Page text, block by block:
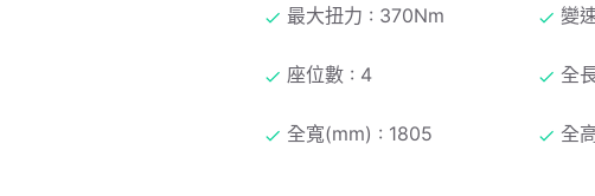
最大扭力 : 370Nm 變
座位數 : 4 全
全寬(mm) : 1805 全